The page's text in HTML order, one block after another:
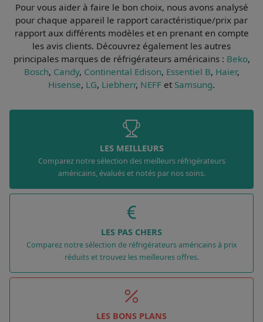
Pour vous aider à faire le bon choix, nous avons analysé
pour chaque appareil le rapport caractéristique/prix par
rapport aux différents modèles et en prenant en compte
les avis clients. Découvrez également les autres
principales marques de réfrigérateurs américains : Beko,
Bosch, Candy, Continental Edison, Essentiel B, Haier,
Hisense, LG, Liebherr, NEFF et Samsung.
LES MEILLEURS
Comparez notre sélection des meilleurs réfrigérateurs
américains, évalués et notés par nos soins.
LES PAS CHERS
Comparez notre sélection de réfrigérateurs américains à prix
réduits et trouvez les meilleures offres.
LES BONS PLANS